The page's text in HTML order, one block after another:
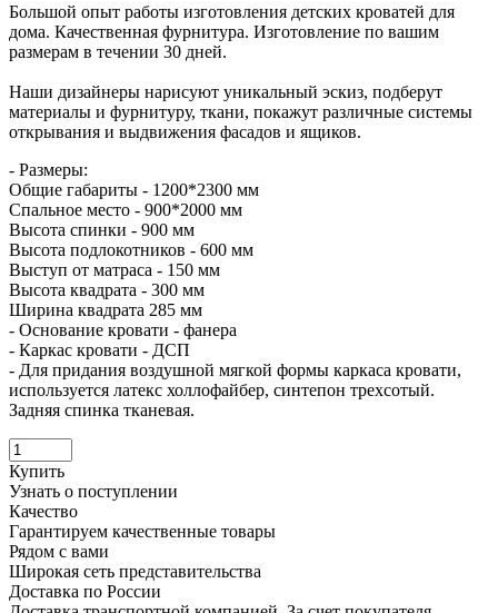
Большой опыт работы изготовления детских кроватей для
дома. Качественная фурнитура. Изготовление по вашим
размерам в течении 30 дней.
Наши дизайнеры нарисуют уникальный эскиз, подберут
материалы и фурнитуру, ткани, покажут различные системы
открывания и выдвижения фасадов и ящиков.
- Размеры:
Общие габариты - 1200*2300 мм
Спальное место - 900*2000 мм
Высота спинки - 900 мм
Высота подлокотников - 600 мм
Выступ от матраса - 150 мм
Высота квадрата - 300 мм
Ширина квадрата 285 мм
- Основание кровати - фанера
- Каркас кровати - ДСП
- Для придания воздушной мягкой формы каркаса кровати,
используется латекс холлофайбер, синтепон трехсотый.
Задняя спинка тканевая.
Купить
Узнать о поступлении
Качество
Гарантируем качественные товары
Рядом с вами
Широкая сеть представительства
Доставка по России